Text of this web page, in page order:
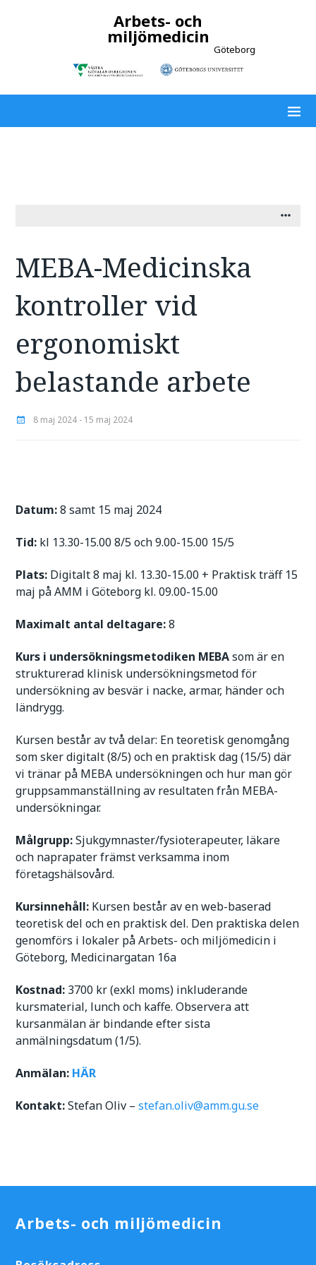
Arbets- och
miljömedicin
Göteborg
MEBA-Medicinska
kontroller vid
ergonomiskt
belastande arbete
8 maj 2024 - 15 maj 2024
Datum:8 samt 15 maj 2024
Tid: kl 13.30-15.00 8/5 och 9.00-15.00 15/5
Plats: Digitalt 8 maj kl. 13.30-15.00 + Praktisk träff 15
maj på AMM i Göteborg kl. 09.00-15.00
Maximalt antal deltagare:8
Kurs i undersökningsmetodiken MEBAsom är en
strukturerad klinisk undersökningsmetod för
undersökning av besvär i nacke, armar, händer och
ländrygg.
Kursen består av två delar: En teoretisk genomgång
som sker digitalt (8/5) och en praktisk dag (15/5) där
vi tränar på MEBA undersökningen och hur man gör
gruppsammanställning av resultaten från MEBA-
undersökningar.
Målgrupp:Sjukgymnaster/fysioterapeuter, läkare
och naprapater främst verksamma inom
företagshälsovård.
Kursinnehåll: Kursen består av en web-baserad
teoretisk del och en praktisk del. Den praktiska delen
genomförs i lokaler på Arbets- och miljömedicin i
Göteborg, Medicinargatan 16a
Kostnad: 3700 kr (exkl moms) inkluderande
kursmaterial, lunch och kaffe. Observera att
kursanmälan är bindande efter sista
anmälningsdatum (1/5).
Anmälan: HÄR
Kontakt:Stefan Oliv –stefan.oliv@amm.gu.se
Arbets- och miljömedicin